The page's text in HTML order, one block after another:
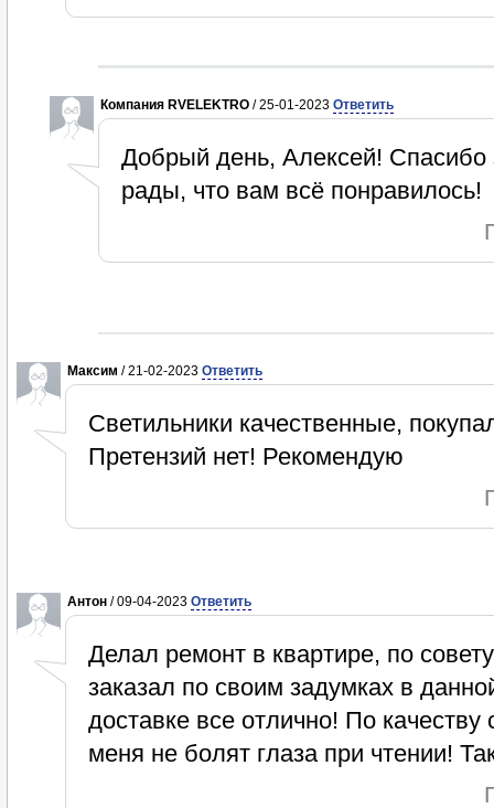
Компания RVELEKTRO / 25-01-2023 Ответить
Добрый день, Алексей!
рады, что вам всё понравилось!
Максим / 21-02-2023 Ответить
Светильники качественные,
Претензий нет! Рекомендую
Антон / 09-04-2023 Ответить
Делал ремонт в квартире, по
заказал по своим задумках в
доставке все отлично! По качеству
меня не болят глаза при чтении!